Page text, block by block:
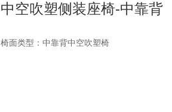
中空吹塑侧装座椅-中靠背
椅面类型：中靠背中空吹塑椅